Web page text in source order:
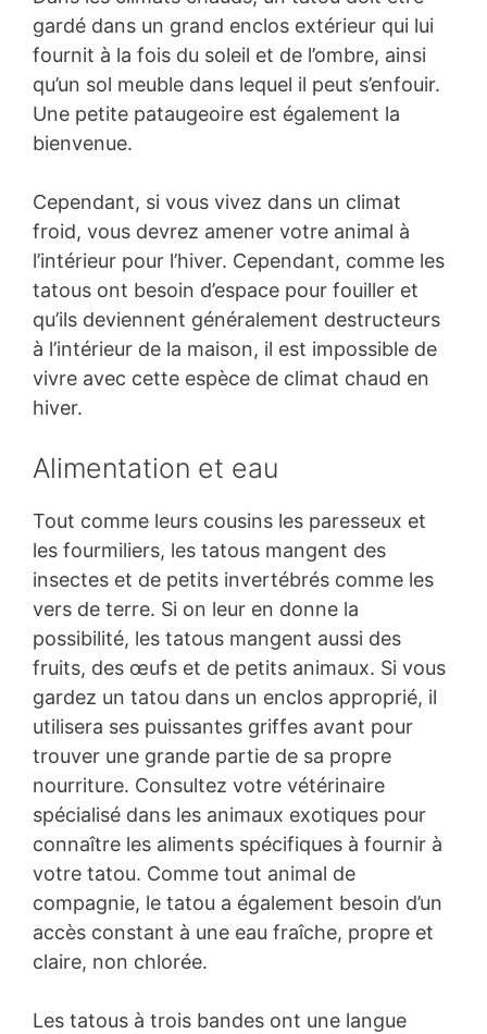
gardé dans un grand enclos extérieur qui lui
fournit à la fois du soleil et de l’ombre, ainsi
qu’un sol meuble dans lequel il peut s’enfouir.
Une petite pataugeoire est également la
bienvenue.
Cependant, si vous vivez dans un climat
froid, vous devrez amener votre animal à
l’intérieur pour l’hiver. Cependant, comme les
tatous ont besoin d’espace pour fouiller et
qu’ils deviennent généralement destructeurs
à l’intérieur de la maison, il est impossible de
vivre avec cette espèce de climat chaud en
hiver.
Alimentation et eau
Tout comme leurs cousins les paresseux et
les fourmiliers, les tatous mangent des
insectes et de petits invertébrés comme les
vers de terre. Si on leur en donne la
possibilité, les tatous mangent aussi des
fruits, des œufs et de petits animaux. Si vous
gardez un tatou dans un enclos approprié, il
utilisera ses puissantes griffes avant pour
trouver une grande partie de sa propre
nourriture. Consultez votre vétérinaire
spécialisé dans les animaux exotiques pour
connaître les aliments spécifiques à fournir à
votre tatou. Comme tout animal de
compagnie, le tatou a également besoin d’un
accès constant à une eau fraîche, propre et
claire, non chlorée.
Les tatous à trois bandes ont une langue